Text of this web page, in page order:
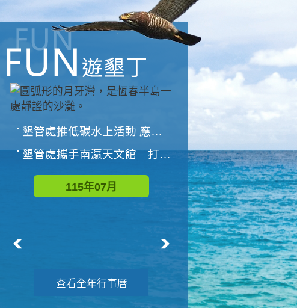
墾管處推低碳水上活動 應屆畢業生限額免費參加
墾管處攜手南瀛天文館 打造沉浸式天文探索營隊
115年07月
與國家公園有約-優游潮間
115年08月
查看全年行事曆